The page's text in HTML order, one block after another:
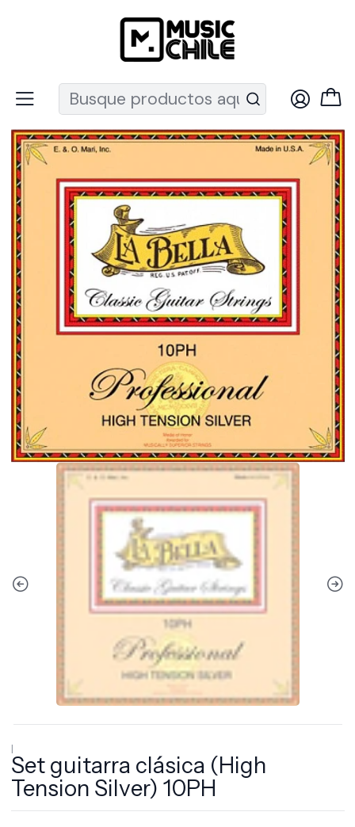
Recuerda que ahora nos puedes encontrar en el MUT
Instrumentos de Cuerda Guitarras
Set guitarra clásica (High Tension Silver) 10PH
|
Set guitarra clásica (High
Tension Silver) 10PH